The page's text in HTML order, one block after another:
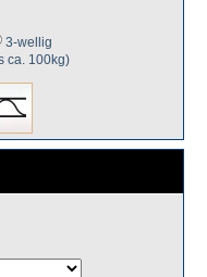
3-wellig
ca. 100kg)